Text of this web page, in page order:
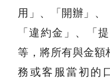
用」、「開辦」、
「違約金」、「
等，將所有與金額
務或客服當初的